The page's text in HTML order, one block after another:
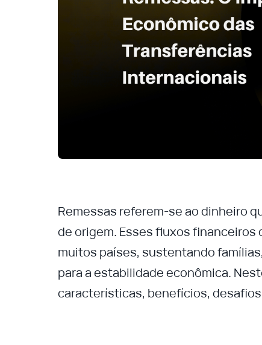
Remessas referem-se ao dinheiro
de origem. Esses fluxos
muitos países, sustentando
para a estabilidade econômica.
características, benefícios,